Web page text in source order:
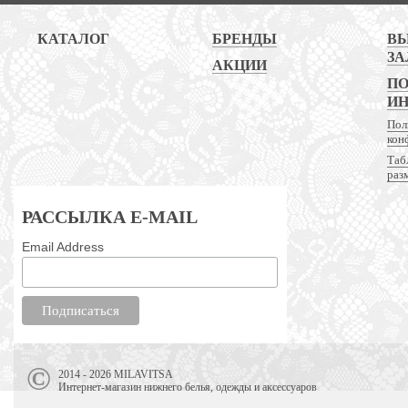
КАТАЛОГ
БРЕНДЫ
АКЦИИ
РАССЫЛКА E-MAIL
Email Address
2014 - 2026 MILAVITSA
Интернет-магазин нижнего белья, одежды и аксессуаров